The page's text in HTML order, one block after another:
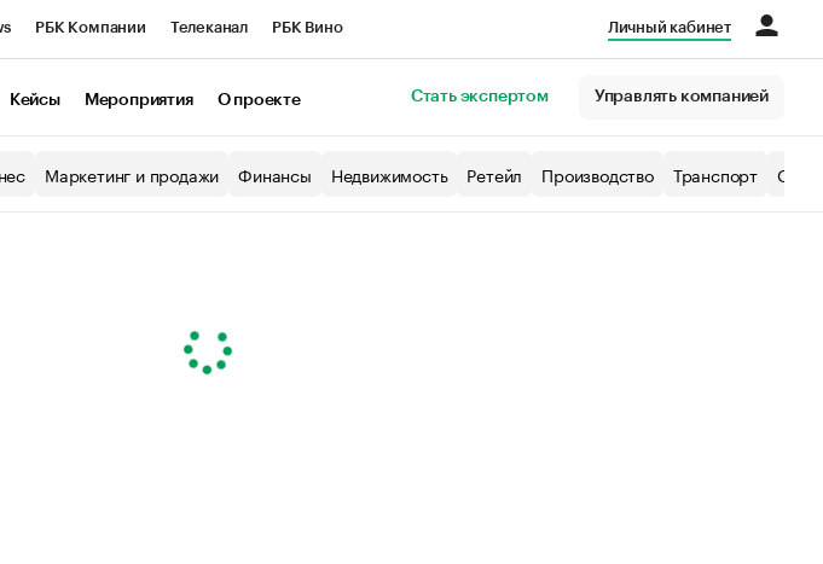
РБК Компании Телеканал РБК Вино
Экономика Бизнес
Личный кабинет
Кейсы Мероприятия О проекте Стать экспертом Управлять компанией
Маркетинг и продажи Финансы Недвижимость Ретейл Производство Транспорт